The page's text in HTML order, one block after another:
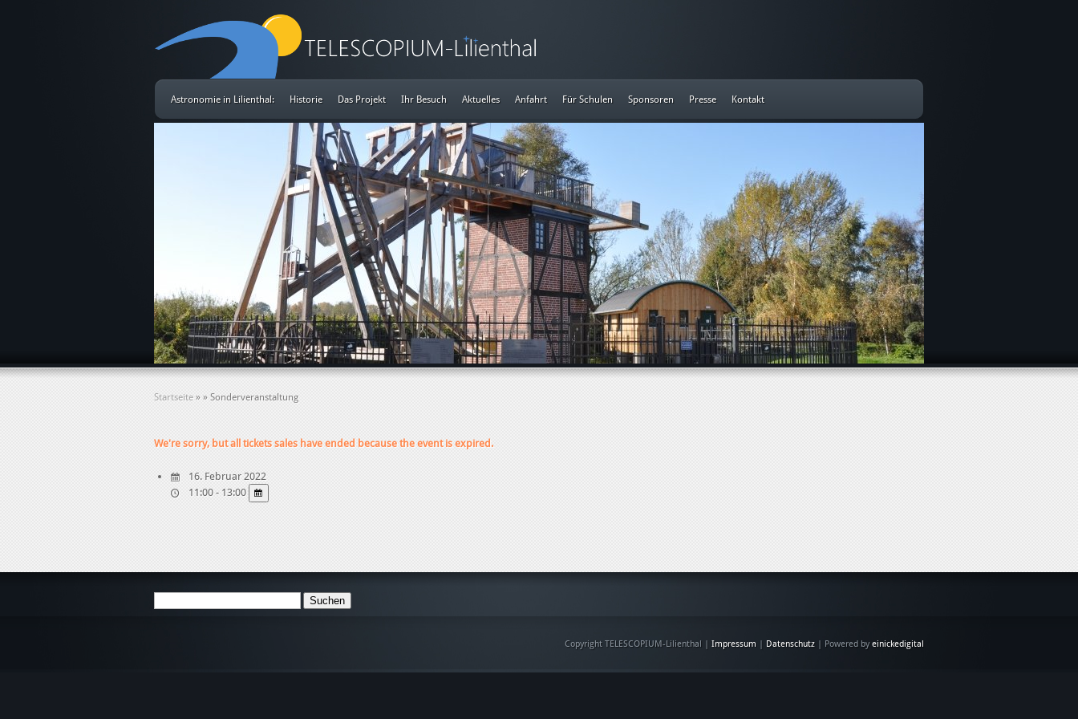
Astronomie in Lilienthal: Historie Das Projekt Ihr Besuch Aktuelles Anfahrt Für Schulen Sponsoren Presse Kontakt
Startseite » » Sonderveranstaltung
We're sorry, but all tickets sales have ended because the event is expired.
16. Februar 2022
11:00 - 13:00
Copyright TELESCOPIUM-Lilienthal | Impressum Datenschutz | Powered byeinickedigital